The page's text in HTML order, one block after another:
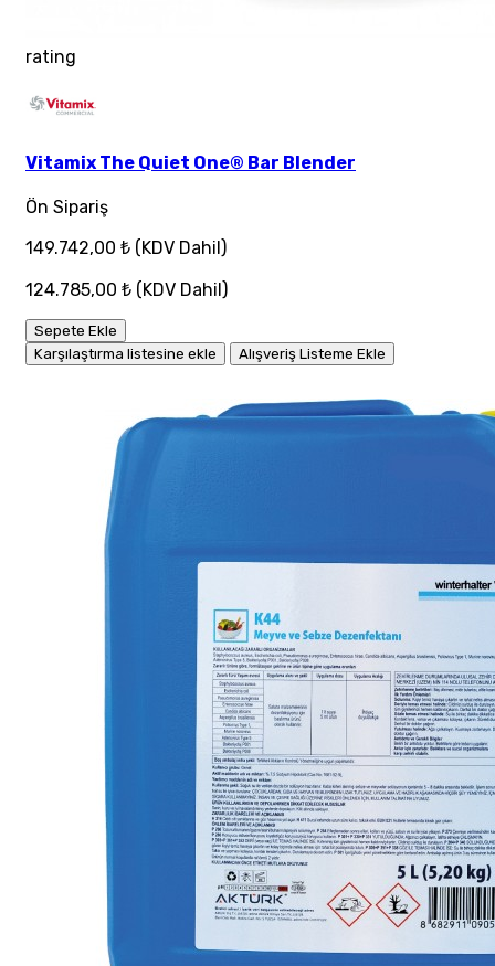
rating
Vitamix The Quiet One® Bar Blender
Ön Sipariş
149.742,00 ₺ (KDV Dahil)
124.785,00 ₺ (KDV Dahil)
Sepete Ekle
Karşılaştırma listesine ekle
Alışveriş Listeme Ekle